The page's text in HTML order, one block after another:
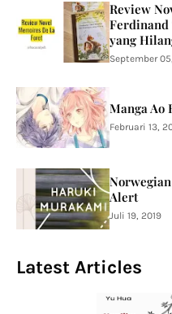
Review
Ferdinand
yang
September
Manga Ao
Februari 13,
Alert
Juli 19, 2019
Latest Articles